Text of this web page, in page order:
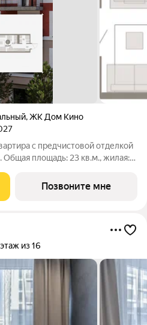
,ЖК Дом Кино
с предчистовой отделкой
площадь: 23 кв.м., жилая:
предчистовая отделка. №
Позвоните мне
из 16